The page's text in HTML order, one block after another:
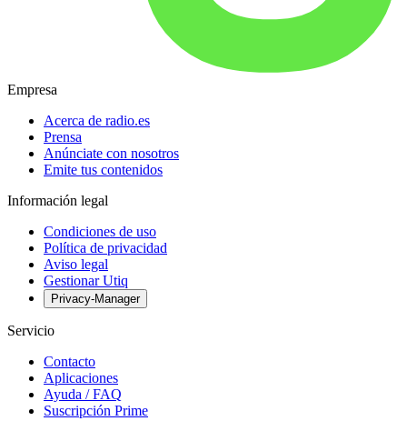
Empresa
Acerca de radio.es
Prensa
Anúnciate con nosotros
Emite tus contenidos
Información legal
Condiciones de uso
Política de privacidad
Aviso legal
Gestionar Utiq
Privacy-Manager
Servicio
Contacto
Aplicaciones
Ayuda / FAQ
Suscripción Prime